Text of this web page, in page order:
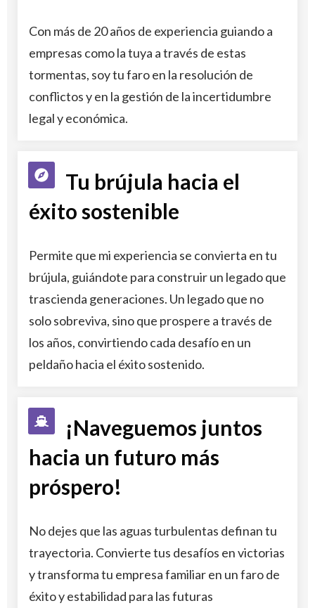
Con más de 20 años de experiencia guiando a
empresas como la tuya a través de estas
tormentas, soy tu faro en la resolución de
conflictos y en la gestión de la incertidumbre
legal y económica.
Tu brújula hacia el
éxito sostenible
Permite que mi experiencia se convierta en tu
brújula, guiándote para construir un legado que
trascienda generaciones. Un legado que no
solo sobreviva, sino que prospere a través de
los años, convirtiendo cada desafío en un
peldaño hacia el éxito sostenido.
¡Naveguemos juntos
hacia un futuro más
próspero!
No dejes que las aguas turbulentas definan tu
trayectoria. Convierte tus desafíos en victorias
y transforma tu empresa familiar en un faro de
éxito y estabilidad para las futuras